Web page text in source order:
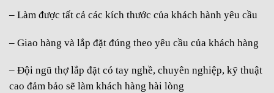
– Làm được tất cả các kích thước của khách hành yêu cầu
– Giao hàng và lắp đặt đúng theo yêu cầu của khách hàng
– Đội ngũ thợ lắp đặt có tay nghề, chuyên nghiệp, kỹ thuật
cao đảm bảo sẽ làm khách hàng hài lòng